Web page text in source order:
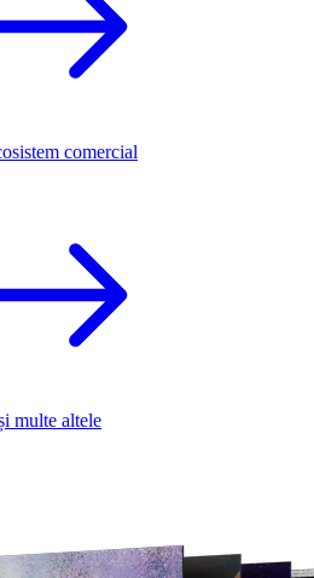
comercial
multe altele